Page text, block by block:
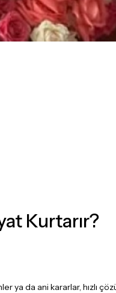
Kurtarır?
ya da ani kararlar, hızlı